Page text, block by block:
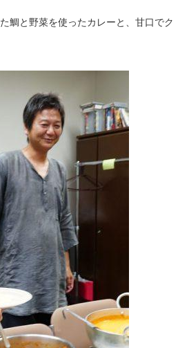
鯛と野菜を使ったカレーと、甘口でク